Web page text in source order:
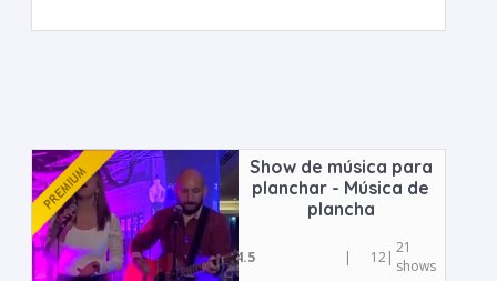
Show de música para
planchar - Música de
plancha
4.5 | 12| 21
shows